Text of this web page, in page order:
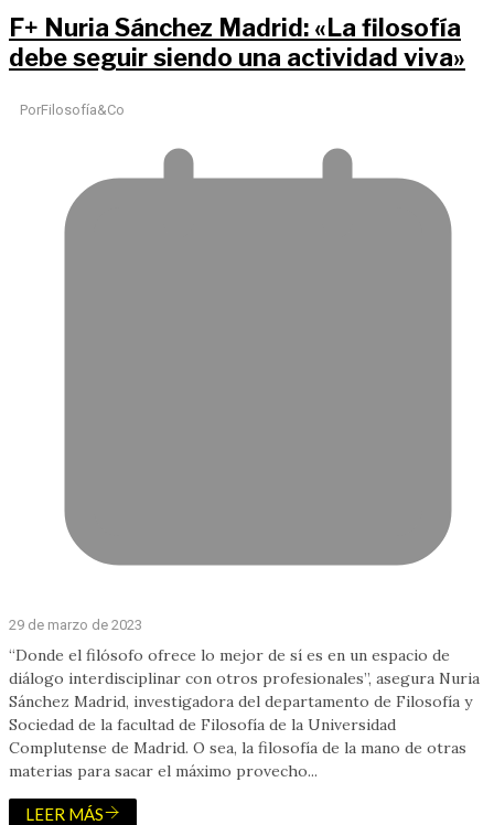
F+ Nuria Sánchez Madrid: «La filosofía
debe seguir siendo una actividad viva»
PorFilosofía&Co
29 de marzo de 2023
“Donde el filósofo ofrece lo mejor de sí es en un espacio de
diálogo interdisciplinar con otros profesionales”, asegura Nuria
Sánchez Madrid, investigadora del departamento de Filosofía y
Sociedad de la facultad de Filosofía de la Universidad
Complutense de Madrid. O sea, la filosofía de la mano de otras
materias para sacar el máximo provecho...
LEER MÁS